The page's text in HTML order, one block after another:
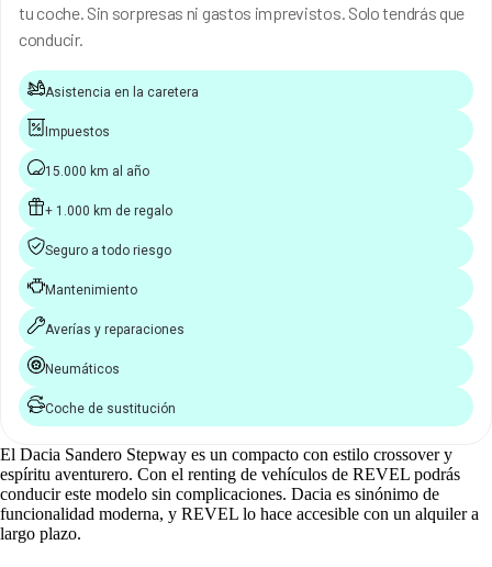
tu coche. Sin sorpresas ni gastos imprevistos. Solo tendrás que
conducir.
Asistencia en la caretera
Impuestos
15.000 km al año
+ 1.000 km de regalo
Seguro a todo riesgo
Mantenimiento
Averías y reparaciones
Neumáticos
Coche de sustitución
El Dacia Sandero Stepway es un compacto con estilo crossover y
espíritu aventurero. Con el renting de vehículos de REVEL podrás
conducir este modelo sin complicaciones. Dacia es sinónimo de
funcionalidad moderna, y REVEL lo hace accesible con un alquiler a
largo plazo.